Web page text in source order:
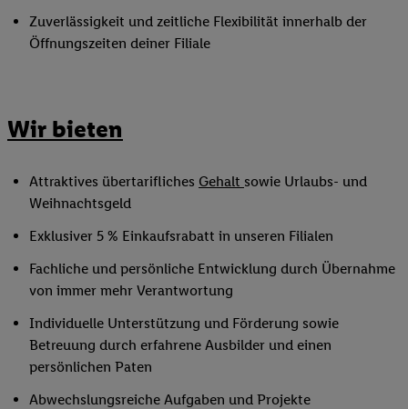
Zuverlässigkeit und zeitliche Flexibilität innerhalb der
Öffnungszeiten deiner Filiale
Wir bieten
Attraktives übertarifliches Gehalt sowie Urlaubs- und
Weihnachtsgeld
Exklusiver 5 % Einkaufsrabatt in unseren Filialen
Fachliche und persönliche Entwicklung durch Übernahme
von immer mehr Verantwortung
Individuelle Unterstützung und Förderung sowie
Betreuung durch erfahrene Ausbilder und einen
persönlichen Paten
Abwechslungsreiche Aufgaben und Projekte